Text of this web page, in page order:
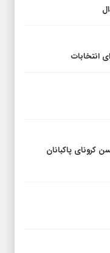
انتخابات
کرونای پاکبانان